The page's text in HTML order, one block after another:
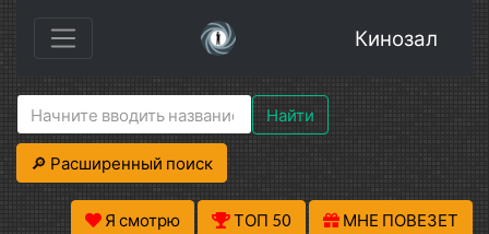
Кинозал
Найти
🔎 Расширенный поиск
Я смотрю ТОП 50 МНЕ ПОВЕЗЕТ